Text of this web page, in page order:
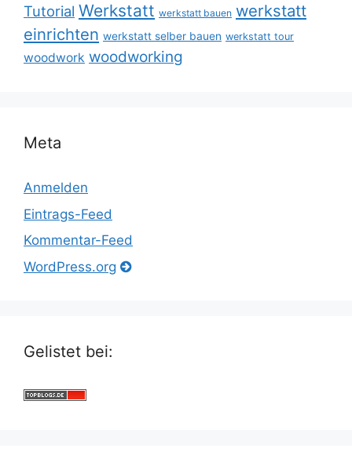
Tutorial Werkstatt werkstatt bauen werkstatt
einrichten werkstatt selber bauen werkstatt tour
woodwork woodworking
Meta
Anmelden
Eintrags-Feed
Kommentar-Feed
WordPress.org
Gelistet bei: